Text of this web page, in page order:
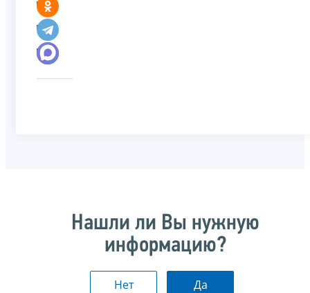
Нашли ли Вы нужную
информацию?
Нет Да